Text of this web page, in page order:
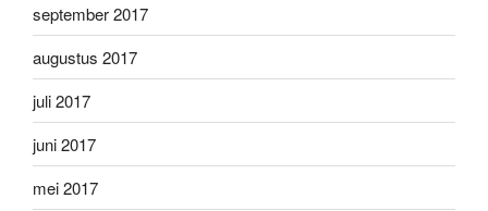
september 2017
augustus 2017
juli 2017
juni 2017
mei 2017